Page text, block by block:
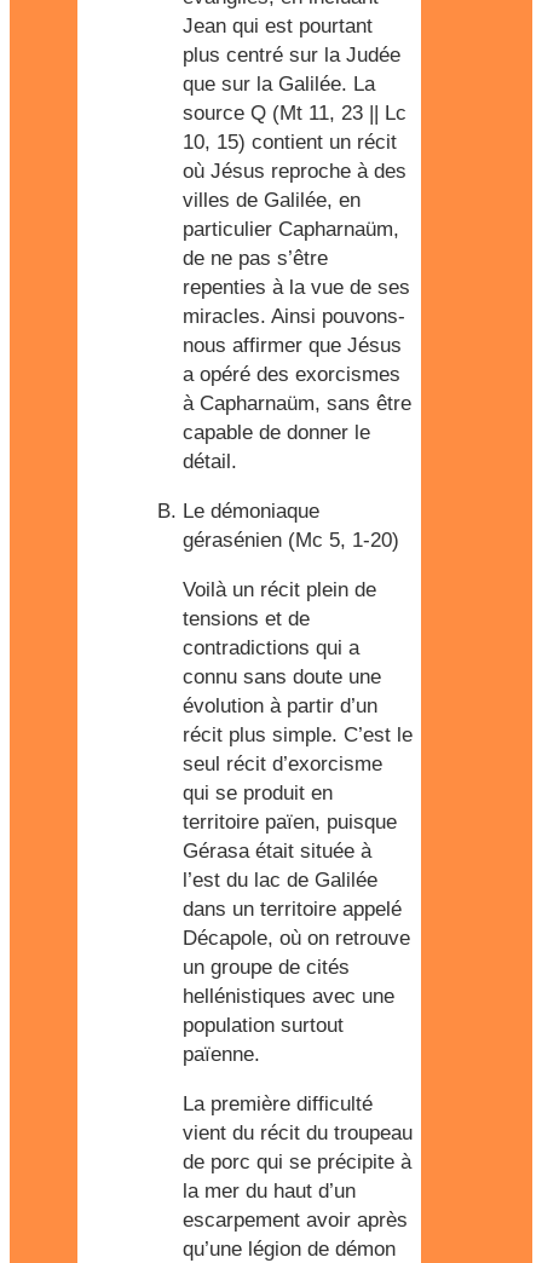
Jean qui est pourtant
plus centré sur la Judée
que sur la Galilée. La
source Q (Mt 11, 23 || Lc
10, 15) contient un récit
où Jésus reproche à des
villes de Galilée, en
particulier Capharnaüm,
de ne pas s’être
repenties à la vue de ses
miracles. Ainsi pouvons-
nous affirmer que Jésus
a opéré des exorcismes
à Capharnaüm, sans être
capable de donner le
détail.
Le démoniaque
gérasénien (Mc 5, 1-20)
Voilà un récit plein de
tensions et de
contradictions qui a
connu sans doute une
évolution à partir d’un
récit plus simple. C’est le
seul récit d’exorcisme
qui se produit en
territoire païen, puisque
Gérasa était située à
l’est du lac de Galilée
dans un territoire appelé
Décapole, où on retrouve
un groupe de cités
hellénistiques avec une
population surtout
païenne.
La première difficulté
vient du récit du troupeau
de porc qui se précipite à
la mer du haut d’un
escarpement avoir après
qu’une légion de démon